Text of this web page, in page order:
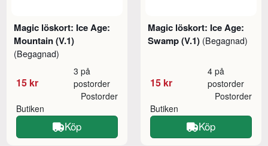
Magic löskort: Ice Age:
Mountain (V.1)
(Begagnad)
15 kr
3 på
postorder
Butiken
Postorder
Köp
Magic löskort: Ice Age:
Swamp (V.1) (Begagnad)
15 kr
4 på
postorder
Butiken
Postorder
Köp